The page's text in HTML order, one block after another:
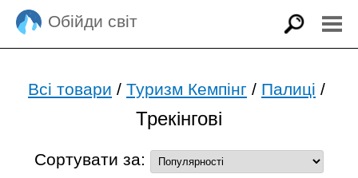
Обійди світ
Всі товари / Туризм Кемпінг / Палиці /
Трекінгові
Сортувати за: